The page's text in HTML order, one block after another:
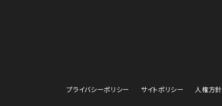
プライバシーポリシー サイトポリシー 人権方針